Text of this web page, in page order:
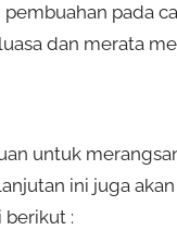
pada
dan merata
untuk
ini juga
berikut :